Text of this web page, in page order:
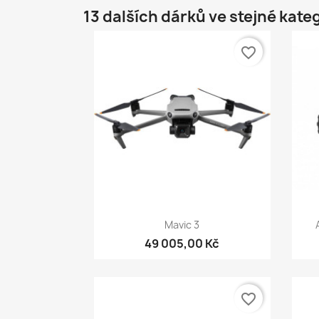
13 dalších dárků ve stejné
Rychlý náhled
Mavic 3
49 005,00 Kč
favorite_border
favorite_border